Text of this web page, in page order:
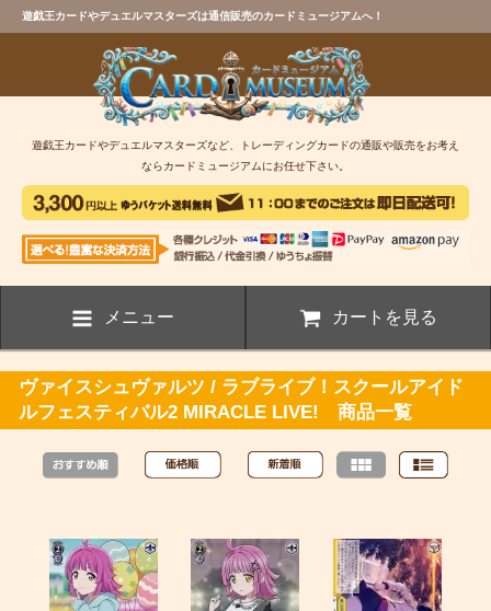
遊戯王カードやデュエルマスターズは通信販売のカードミュージアムへ！
遊戯王カードやデュエルマスターズなど、トレーディングカードの通販や販売をお考え
ならカードミュージアムにお任せ下さい。
メニュー カートを見る
ヴァイスシュヴァルツ / ラブライブ！スクールアイド
ルフェスティバル2 MIRACLE LIVE! 商品一覧